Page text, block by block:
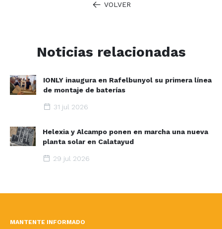
VOLVER
Noticias relacionadas
IONLY inaugura en Rafelbunyol su primera línea
de montaje de baterías
31 jul 2026
Helexia y Alcampo ponen en marcha una nueva
planta solar en Calatayud
29 jul 2026
MANTENTE INFORMADO